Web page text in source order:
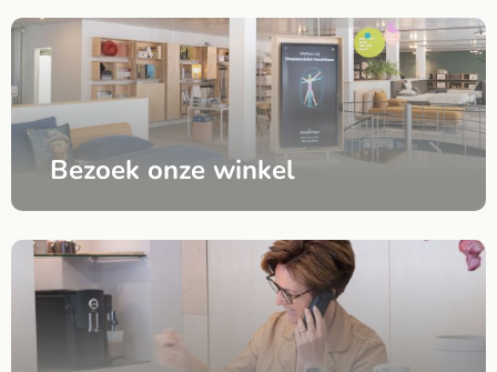
Bezoek onze winkel